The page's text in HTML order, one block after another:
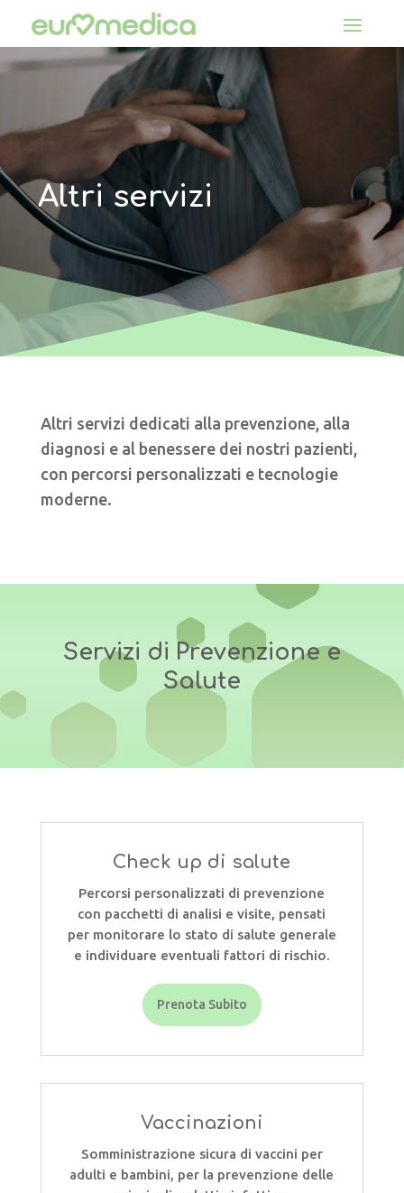
Altri servizi
Altri servizi dedicati alla prevenzione, alla
diagnosi e al benessere dei nostri pazienti,
con percorsi personalizzati e tecnologie
moderne.
Servizi di Prevenzione e
Salute
Check up di salute
Percorsi personalizzati di prevenzione
con pacchetti di analisi e visite, pensati
per monitorare lo stato di salute generale
e individuare eventuali fattori di rischio.
Prenota Subito
Vaccinazioni
Somministrazione sicura di vaccini per
adulti e bambini, per la prevenzione delle